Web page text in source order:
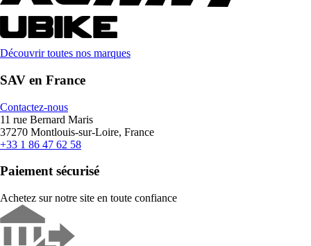
Découvrir toutes nos marques
SAV en France
Contactez-nous
11 rue Bernard Maris
37270 Montlouis-sur-Loire, France
+33 1 86 47 62 58
Paiement sécurisé
Achetez sur notre site en toute confiance